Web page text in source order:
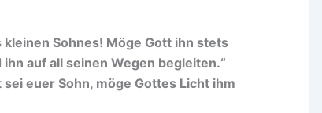
Sohnes! Möge Gott ihn stets
auf all seinen Wegen begleiten.“
euer Sohn, möge Gottes Licht ihm